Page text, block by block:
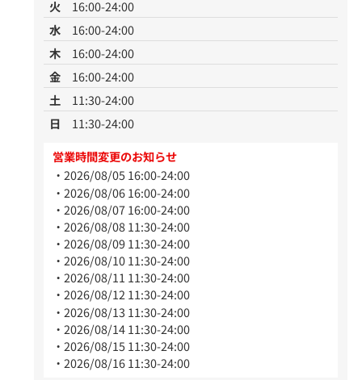
火
16:00-24:00
水
16:00-24:00
木
16:00-24:00
金
16:00-24:00
土
11:30-24:00
日
11:30-24:00
営業時間変更のお知らせ
2026/08/05 16:00-24:00
2026/08/06 16:00-24:00
2026/08/07 16:00-24:00
2026/08/08 11:30-24:00
2026/08/09 11:30-24:00
2026/08/10 11:30-24:00
2026/08/11 11:30-24:00
2026/08/12 11:30-24:00
2026/08/13 11:30-24:00
2026/08/14 11:30-24:00
2026/08/15 11:30-24:00
2026/08/16 11:30-24:00